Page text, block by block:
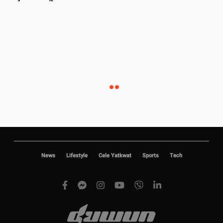
News Lifestyle Cele Yatkwat Sports Tech